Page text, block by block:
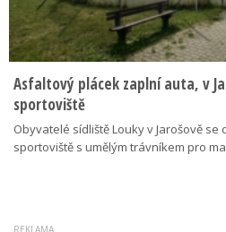
Asfaltový plácek zaplní auta, v
sportoviště
Obyvatelé sídliště Louky v Jarošově
sportoviště s umělým trávníkem pro